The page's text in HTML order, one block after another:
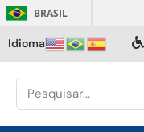
BRASIL
Idioma